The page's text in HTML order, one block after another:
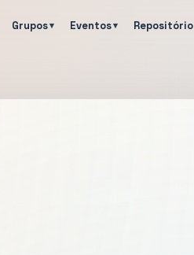
Grupos Eventos Repositório